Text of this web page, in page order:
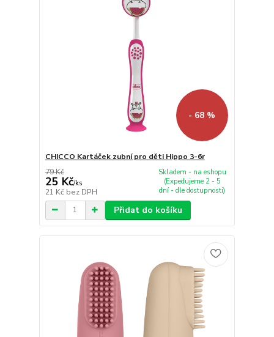
- 68 %
CHICCO Kartáček zubní pro děti Hippo 3-6r
79 Kč
25 Kč/ks
21 Kč bez DPH
Skladem - na eshopu
(Expedujeme 2 - 5
dní - dle dostupnosti)
Přidat do košíku